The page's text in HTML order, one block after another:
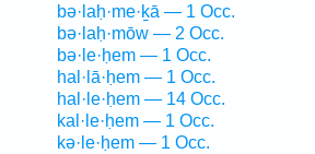
bə·laḥ·me·ḵā — 1 Occ.
bə·laḥ·mōw — 2 Occ.
bə·le·ḥem — 1 Occ.
hal·lā·ḥem — 1 Occ.
hal·le·ḥem — 14 Occ.
kal·le·ḥem — 1 Occ.
kə·le·ḥem — 1 Occ.